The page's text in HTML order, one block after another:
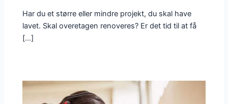
Har du et større eller mindre projekt, du skal have
lavet. Skal overetagen renoveres? Er det tid til at få
[…]